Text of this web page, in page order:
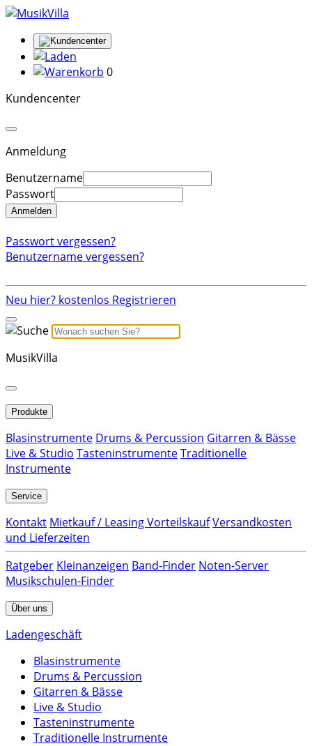
0
Kundencenter
Anmeldung
Benutzername
Passwort
Anmelden
Passwort vergessen?
Benutzername vergessen?
Neu hier? kostenlos Registrieren
MusikVilla
Produkte
Blasinstrumente Drums & Percussion Gitarren & Bässe
Live & Studio TasteninstrumenteTraditionelle
Instrumente
Service
Kontakt Mietkauf / Leasing VorteilskaufVersandkosten
und Lieferzeiten
Ratgeber Kleinanzeigen Band-Finder Noten-Server
Musikschulen-Finder
Über uns
Ladengeschäft
Blasinstrumente
Drums & Percussion
Gitarren & Bässe
Live & Studio
Tasteninstrumente
Traditionelle Instrumente